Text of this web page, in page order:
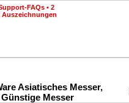
FAQs • 2
Auszeichnungen
Asiatisches Messer,
Messer